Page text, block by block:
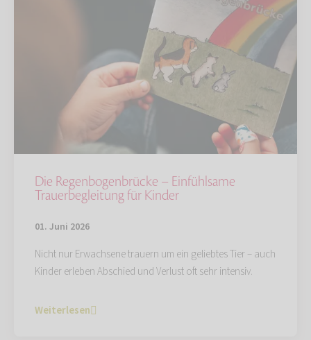
Die Regenbogenbrücke – Einfühlsame
Trauerbegleitung für Kinder
01. Juni 2026
Nicht nur Erwachsene trauern um ein geliebtes Tier – auch
Kinder erleben Abschied und Verlust oft sehr intensiv.
Weiterlesen